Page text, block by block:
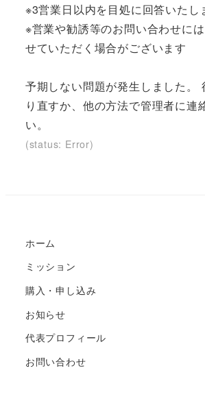
※3営業日以内を目処に回答いたし
※営業や勧誘等のお問い合わせに
せていただく場合がございます
予期しない問題が発生しました。
り直すか、他の方法で管理者に連
い。
(status: Error)
ホーム
ミッション
購入・申し込み
お知らせ
代表プロフィール
お問い合わせ